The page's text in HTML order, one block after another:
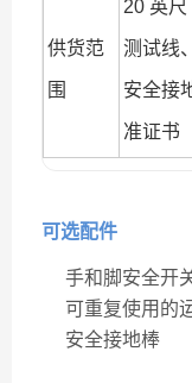
供货范
围
20 英
测试线
安全接
准证书
可选配件
手和脚安全开
可重复使用的
安全接地棒